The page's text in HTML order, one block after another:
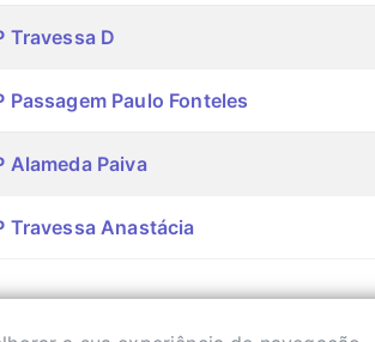
Travessa D
Passagem Paulo Fonteles
Alameda Paiva
Travessa Anastácia